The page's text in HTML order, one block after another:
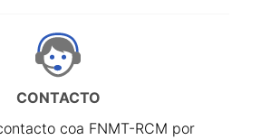
CONTACTO
coa FNMT-RCM por